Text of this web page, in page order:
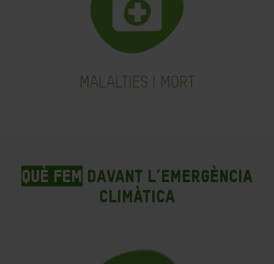
MALALTIES I MORT
Què fem davant l’emergència
climàtica